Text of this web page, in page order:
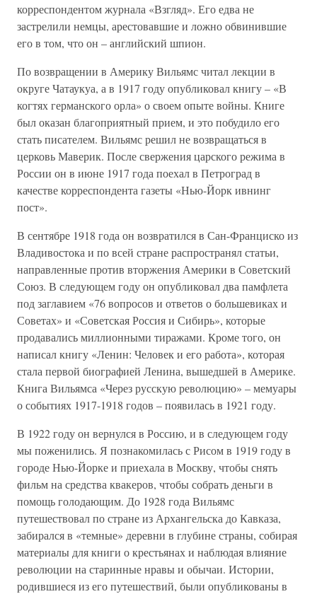
корреспондентом журнала «Взгляд». Его едва не
застрелили немцы, арестовавшие и ложно обвинившие
его в том, что он – английский шпион.
По возвращении в Америку Вильямс читал лекции в
округе Чатаукуа, а в 1917 году опубликовал книгу – «В
когтях германского орла» о своем опыте войны. Книге
был оказан благоприятный прием, и это побудило его
стать писателем. Вильямс решил не возвращаться в
церковь Маверик. После свержения царского режима в
России он в июне 1917 года поехал в Петроград в
качестве корреспондента газеты «Нью-Йорк ивнинг
пост».
В сентябре 1918 года он возвратился в Сан-Франциско из
Владивостока и по всей стране распространял статьи,
направленные против вторжения Америки в Советский
Союз. В следующем году он опубликовал два памфлета
под заглавием «76 вопросов и ответов о большевиках и
Советах» и «Советская Россия и Сибирь», которые
продавались миллионными тиражами. Кроме того, он
написал книгу «Ленин: Человек и его работа», которая
стала первой биографией Ленина, вышедшей в Америке.
Книга Вильямса «Через русскую революцию» – мемуары
о событиях 1917-1918 годов – появилась в 1921 году.
В 1922 году он вернулся в Россию, и в следующем году
мы поженились. Я познакомилась с Рисом в 1919 году в
городе Нью-Йорке и приехала в Москву, чтобы снять
фильм на средства квакеров, чтобы собрать деньги в
помощь голодающим. До 1928 года Вильямс
путешествовал по стране из Архангельска до Кавказа,
забирался в «темные» деревни в глубине страны, собирая
материалы для книги о крестьянах и наблюдая влияние
революции на старинные нравы и обычаи. Истории,
родившиеся из его путешествий, были опубликованы в